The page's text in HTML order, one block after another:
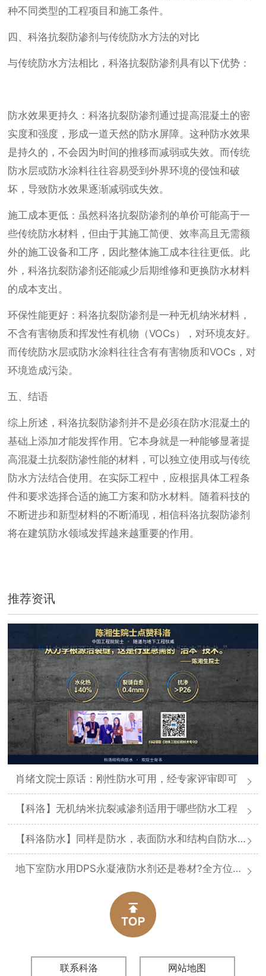
种不同类型的工程项目和施工条件。
四、科洛抗裂防渗剂与传统防水方法的对比
与传统防水方法相比，科洛抗裂防渗剂具有以下优势：
防水效果更持久：科洛抗裂防渗剂通过提高混凝土的密
实度和强度，形成一道天然的防水屏障。这种防水效果
是持久的，不会因为时间的推移而减弱或失效。而传统
防水层或防水涂料往往容易受到外界环境的侵蚀和破
坏，导致防水效果逐渐减弱或失效。
施工成本更低：虽然科洛抗裂防渗剂的单价可能高于一
些传统防水材料，但由于其施工简便、效率高且无需额
外的施工设备和工序，因此整体施工成本往往更低。此
外，科洛抗裂防渗剂还能减少后期维修和更换防水材料
的成本支出。
环保性能更好：科洛抗裂防渗剂是一种无机纳米材料，
不含有害物质和挥发性有机物（VOCs），对环境友好。
而传统防水层或防水涂料往往含有有害物质和VOCs，对
环境造成污染。
五、结语
综上所述，科洛抗裂防渗剂并不是必须在防水混凝土的
基础上添加才能发挥作用。它本身就是一种能够显著提
高混凝土抗裂防渗性能的材料，可以独立使用或与传统
防水方法结合使用。在实际工程中，应根据具体工程条
件和要求选择合适的施工方案和防水材料。随着科技的
不断进步和新型材料的不断涌现，相信科洛抗裂防渗剂
将在建筑防水领域发挥越来越重要的作用。
推荐资讯
肖绪文院士原话：刚性防水可用，经专家评审即可
【科洛】无机纳米抗裂减渗剂适用于哪些防水工程
【科洛防水】同样是防水，表面防水和结构自防水差在哪
地下室防水用DPS永凝液防水剂还是卷材?全方位对比分析
联系科洛 网站地图